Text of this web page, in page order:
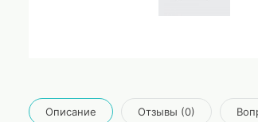
Описание Отзывы (0)